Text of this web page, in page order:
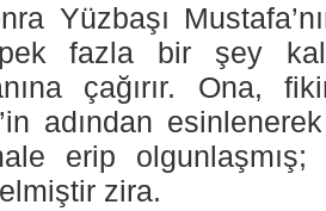
Yüzbaşı
fazla bir şey
çağırır. Ona,
adından
erip
zira.